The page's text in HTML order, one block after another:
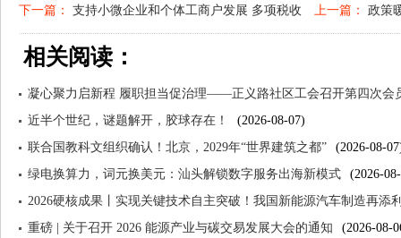
下一篇： 支持小微企业和个体工商户发展 多项税收
优惠政策延续优化至2027年底
上一篇： 政策
相关阅读：
凝心聚力启新程 履职担当促治理——正义路社区工会召开第四次会
近半个世纪，谜题解开，胶球存在！
(2026-08-07)
联合国教科文组织确认！北京，2029年“世界建筑之都”
(2026-08-
绿电换算力，词元换美元：汕头解锁数字服务出海新模式
(2026-
2026硬核成果丨实现关键技术自主突破！我国新能源汽车制造再添
重磅 | 关于召开 2026 能源产业与碳交易发展大会的通知
(2026-08-